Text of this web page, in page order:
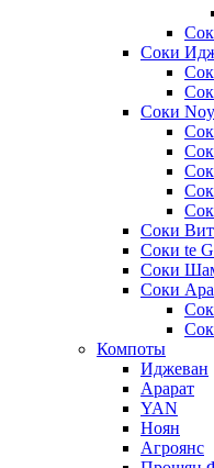
Соки
Соки
Соки
Соки te
Соки
Соки
Компоты
Иджеван
Арарат
YAN
Ноян
Агроянс